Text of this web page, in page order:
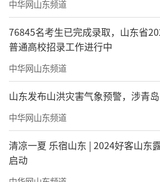
进行多元价值的创造，不
界，成为了头部物企的研究
市不同空间的进军，是物管
然选择。
董汉军在主题演讲中提
团不断外拓服务内涵，以“
发展路径，建立起“基础服
务”+“非业主增值服务
中华网山东频道
76845名考生已完成录取，山东省
普通高校招录工作进行中
中华网山东频道
山东发布山洪灾害气象预警，涉青
中华网山东频道
清凉一夏 乐宿山东 | 2024好客山东
启动